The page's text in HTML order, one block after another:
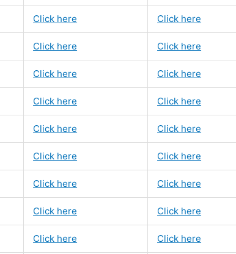
Click here Click here
Click here Click here
Click here Click here
Click here Click here
Click here Click here
Click here Click here
Click here Click here
Click here Click here
Click here Click here